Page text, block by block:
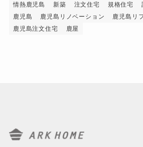
情熱鹿児島
新築 注文住宅 規格住宅
鹿児島
鹿児島リノベーション 鹿児島リ
鹿児島注文住宅
鹿屋